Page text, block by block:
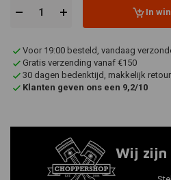
In
Voor 19:00 besteld, vandaag
Gratis verzending vanaf €150
30 dagen bedenktijd, makkelijk
Klanten geven ons een 9,2/10
Wij zijn